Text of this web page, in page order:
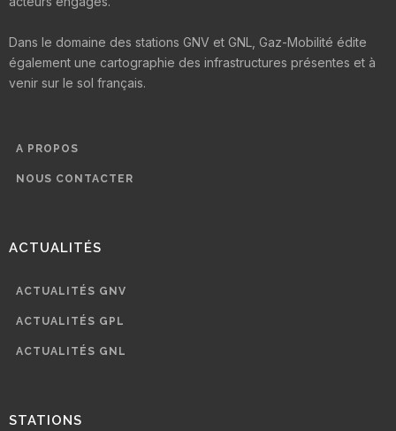
Dans le domaine des stations GNV et GNL, Gaz-Mobilité édite
également une cartographie des infrastructures présentes et à
venir sur le sol français.
A PROPOS
NOUS CONTACTER
ACTUALITÉS
ACTUALITÉS GNV
ACTUALITÉS GPL
ACTUALITÉS GNL
STATIONS